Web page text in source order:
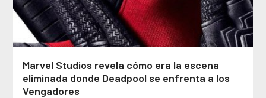
Marvel Studios revela cómo era la escena
eliminada donde Deadpool se enfrenta a los
Vengadores